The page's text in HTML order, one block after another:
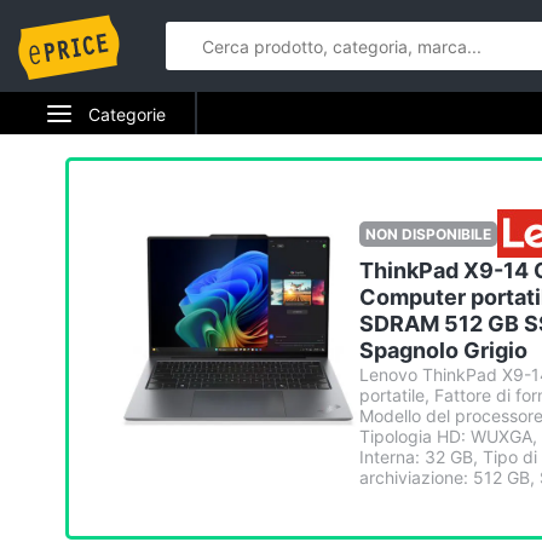
Categorie
Elettrodomestici
Telefonia
Tv e Home Cinema
Smart home
NON DISPONIBILE
ThinkPad X9-14
Computer
SDRAM 512 GB
Spagnolo Grigio
Lenovo ThinkPad X9-
portatile, Fattore di
Modello del
Tipologia HD:
Interna: 32 GB, Tipo
archiviazione: 512